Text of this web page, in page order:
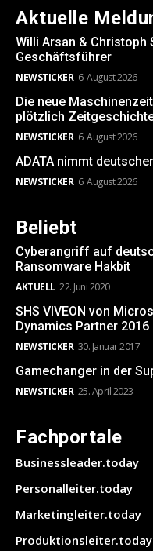
Aktuelle
Willi Arsan & Christoph
Geschäftsführer
NEWSTICKER 6. August 2026
Die neue
plötzlich
NEWSTICKER 6. August 2026
ADATA nimmt
NEWSTICKER 6. August 2026
Beliebt
Cyberangriff auf
Ransomware Hakbit
AKTUELL 22. Juni 2020
SHS VIVEON von
Dynamics Partner
NEWSTICKER 30. Januar 2017
Gamechanger in der
NEWSTICKER 25. April 2023
Fachportale
Businessleader.today
Personalleiter.today
Marketingleiter.today
Produktionsleiter.today